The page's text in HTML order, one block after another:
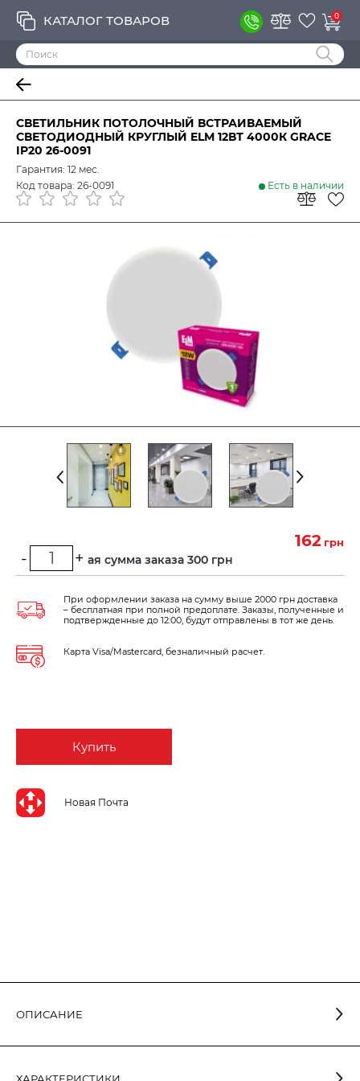
КАТАЛОГ ТОВАРОВ 0
СВЕТИЛЬНИК ПОТОЛОЧНЫЙ ВСТРАИВАЕМЫЙ
СВЕТОДИОДНЫЙ КРУГЛЫЙ ELM 12ВТ 4000К GRACE
IP20 26-0091
ОПИСАНИЕ
Гарантия: 12 мес.
Код товара: 26-0091
Есть в наличии
162 грн
Минимальная сумма заказа 300 грн
- +
Купить
Новая Почта
При оформлении заказа на сумму выше 2000 грн доставка
– бесплатная при полной предоплате. Заказы, полученные и
подтвержденные до 12:00, будут отправлены в тот же день.
Карта Visa/Mastercard, безналичный расчет.